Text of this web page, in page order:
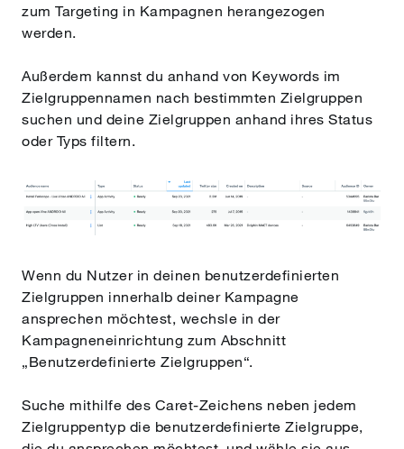
zum Targeting in Kampagnen herangezogen
werden.
Außerdem kannst du anhand von Keywords im
Zielgruppennamen nach bestimmten Zielgruppen
suchen und deine Zielgruppen anhand ihres Status
oder Typs filtern.
Wenn du Nutzer in deinen benutzerdefinierten
Zielgruppen innerhalb deiner Kampagne
ansprechen möchtest, wechsle in der
Kampagneneinrichtung zum Abschnitt
„Benutzerdefinierte Zielgruppen“.
Suche mithilfe des Caret-Zeichens neben jedem
Zielgruppentyp die benutzerdefinierte Zielgruppe,